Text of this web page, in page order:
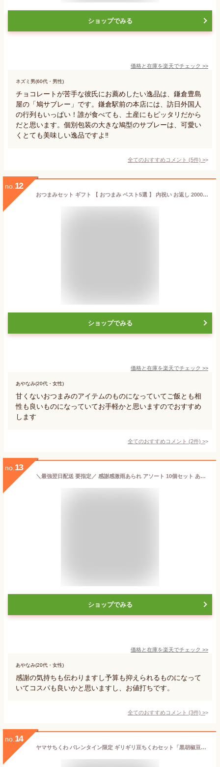
ショップでみる
価格と在庫を楽天でチェック >>
ネズミ男(60代・男性)
チョコレートが苦手な彼氏にお薦めしたい逸品は、鎌倉豊島
屋の「鳩サブレー」です。鎌倉駅前の本店には、訪日外国人
の行列もいっぱい！誰が食べても、土産にもピッタリだから
だと思います。個別包装の大きな鳩型のサブレーは、可愛い
くとても美味しい逸品ですよ‼️
全てのおすすめコメント (5件) >
no. 12
おつまみセット ギフト 【 おつまみ ベスト5選 】 内祝い お返し 2000円代 つまみ バレンタイン チョコ以外 甘くない 職場 食べ物 2026 誕生日 プレゼント 珍味 誕生日プレゼント 海鮮 詰め合わせ おつまみギフト セット お酒 甘いものが苦手 父 男性 酒のつまみ 父の日 常温
ショップでみる
価格と在庫を楽天でチェック >>
あやなみ(20代・女性)
甘くないおつまみのアイテムのものになっていてご飯とも相
性も良いものになっていてお手軽かと思いますのでおすすめ
します
全てのおすすめコメント (2件) >
no. 13
＼最強翌日配送 要指定／ 感謝感激雨あられ アソート 10個セット あられ おかき 甘くない お返し 退職 異動 挨拶 お菓子 をかし楽市 国産 もち米 ちょっとした お礼 お世話になりました プチギフト ばらまき 大量 500円 産休 職場 結婚式 法人 慰労品 バレンタイン
ショップでみる
価格と在庫を楽天でチェック >>
あやなみ(20代・女性)
感謝の気持ちも伝わりますし予算も抑えられるものになって
いてコスパも良いかと思いますし、お値打ちです。
全てのおすすめコメント (3件) >
no. 14
ヤマサちくわ バレンタイン限定 ギリギリ豆ちくわセット「黒胡椒豆ちくわ＆豆ちくわ」各5粒入 【配達日:2/4～2/15】 (ヤマサのちくわ 練り物 おつまみ グルメ ギフト 人気 バレンタインデー 義理 甘くない 食べ比べ クラタペッパー まとめ買い チョコ以外 夫 本命 男性)